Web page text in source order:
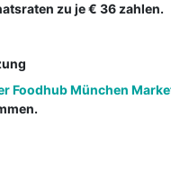
zu je € 36 zahlen.
Foodhub München